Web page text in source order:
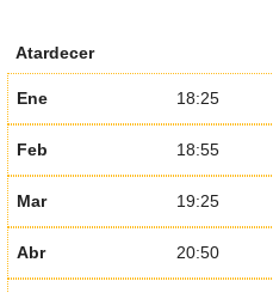
Atardecer
Ene 18:25
Feb 18:55
Mar 19:25
Abr 20:50